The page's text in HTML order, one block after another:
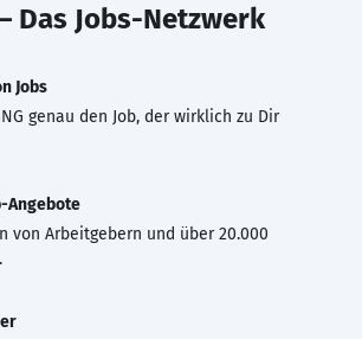
Das Jobs-Netzwerk
Jobs
genau den Job, der wirklich zu Dir
Angebote
von Arbeitgebern und über 20.000